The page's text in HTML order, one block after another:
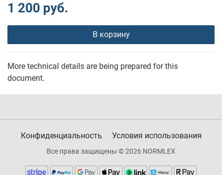
1 200 руб.
В корзину
More technical details are being prepared for this
document.
Конфиденциальность Условия использования
Все права защищены © 2026 NORMLEX